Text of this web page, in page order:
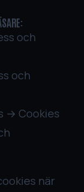
och
och
→ Cookies
när